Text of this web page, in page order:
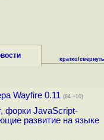
кратко/свернуть
Wayfire 0.11 (84 +10)
форки JavaScript-
развитие на языке